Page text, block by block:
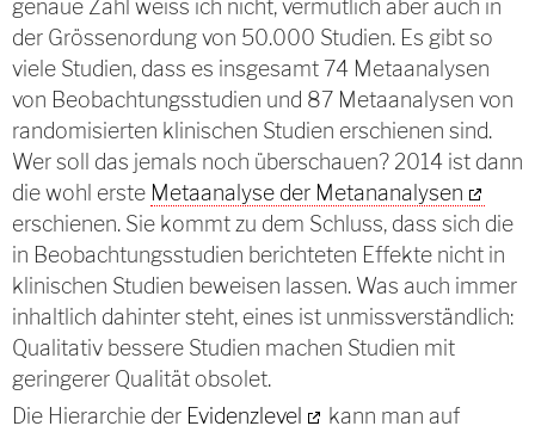
genaue Zahl weiss ich nicht, vermutlich aber auch in
der Grössenordung von 50.000 Studien. Es gibt so
viele Studien, dass es insgesamt 74 Metaanalysen
von Beobachtungsstudien und 87 Metaanalysen von
randomisierten klinischen Studien erschienen sind.
Wer soll das jemals noch überschauen? 2014 ist dann
die wohl erste Metaanalyse der Metananalysen
erschienen. Sie kommt zu dem Schluss, dass sich die
in Beobachtungsstudien berichteten Effekte nicht in
klinischen Studien beweisen lassen. Was auch immer
inhaltlich dahinter steht, eines ist unmissverständlich:
Qualitativ bessere Studien machen Studien mit
geringerer Qualität obsolet.
Die Hierarchie der Evidenzlevel
kann man auf